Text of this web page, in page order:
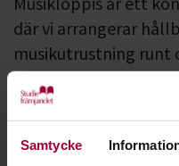
Samtycke
där vi arrangerar
musikutrustning runt
främja cirkulärt
musikutrustning.
Studiefrämjandets
vår verksamhet.